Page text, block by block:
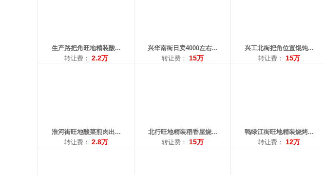
生产路把角旺地精装酸...
转让费： 2.2万
兴华南街日卖4000左右...
转让费：
15万
兴工北街把角位置馄饨...
转让费：
15万
淮河街旺地酸菜煎肉出...
转让费： 2.8万
北行旺地精装稻香屋烧...
转让费：
15万
鸭绿江街旺地精装烧烤...
转让费：
12万